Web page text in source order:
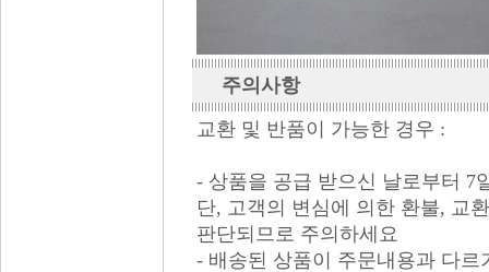
주의사항
교환 및 반품이 가능한 경우 :
- 상품을 공급 받으신 날로부터 7
단, 고객의 변심에 의한 환불, 교
판단되므로 주의하세요
- 배송된 상품이 주문내용과 다르